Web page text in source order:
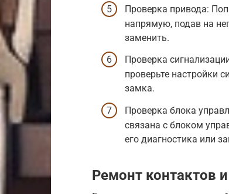
Проверка привода:
напрямую, подав на
заменить.
Проверка
проверьте настройки
замка.
Проверка блока
связана с блоком
его диагностика или
Ремонт контактов